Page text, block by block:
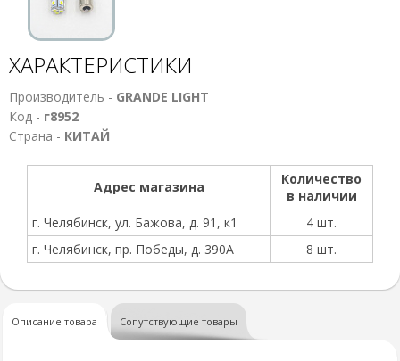
ХАРАКТЕРИСТИКИ
Производитель - GRANDE LIGHT
Код - г8952
Страна - КИТАЙ
Адрес магазина
Количество
в наличии
г. Челябинск, ул. Бажова, д. 91, к1
4 шт.
г. Челябинск, пр. Победы, д. 390А
8 шт.
Описание товара Сопутствующие товары